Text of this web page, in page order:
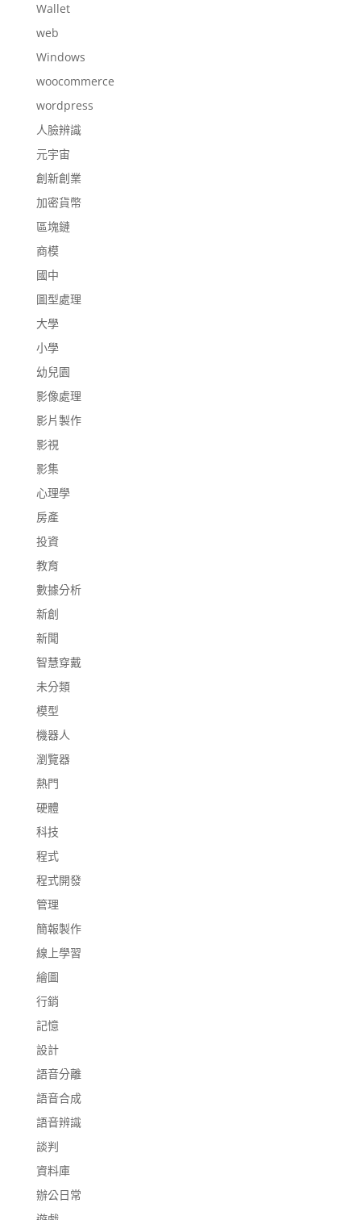
Wallet
web
Windows
woocommerce
wordpress
人臉辨識
元宇宙
創新創業
加密貨幣
區塊鏈
商模
國中
圖型處理
大學
小學
幼兒園
影像處理
影片製作
影視
影集
心理學
房產
投資
教育
數據分析
新創
新聞
智慧穿戴
未分類
模型
機器人
瀏覽器
熱門
硬體
科技
程式
程式開發
管理
簡報製作
線上學習
繪圖
行銷
記憶
設計
語音分離
語音合成
語音辨識
談判
資料庫
辦公日常